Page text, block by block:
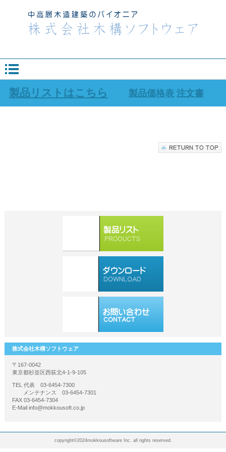
製品リストはこちら 製品価格表 注文書
株式会社木構ソフトウェア
〒167-0042
東京都杉並区西荻北4‐1‐9‐105
TEL 代表 03-6454-7300
メンテナンス 03‐6454‐7301
FAX 03-6454-7304
E-Mail info@mokkousoft.co.jp
copyright©2024mokkousoftware Inc. all rights reserved.